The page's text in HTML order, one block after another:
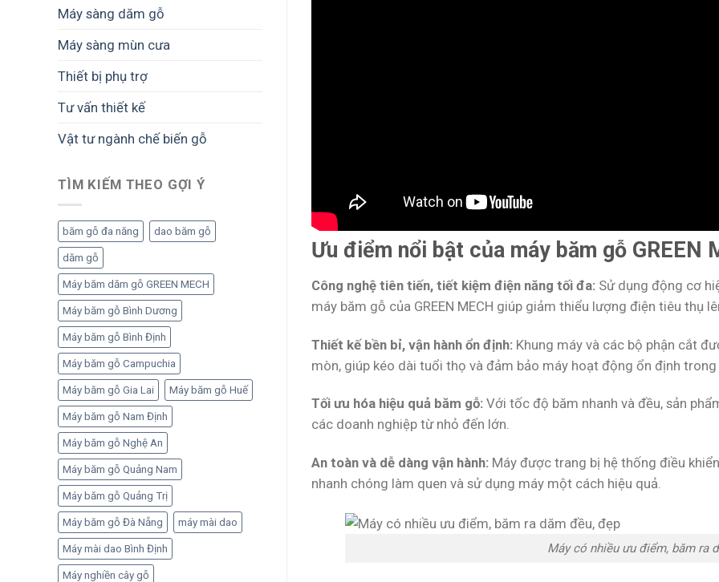
Máy sàng dăm gỗ
Máy sàng mùn cưa
Thiết bị phụ trợ
Tư vấn thiết kế
Vật tư ngành chế biến gỗ
TÌM KIẾM THEO GỢI Ý
băm gỗ đa năng dao băm gỗ
dăm gỗ
Máy băm dăm gỗ GREEN MECH
Máy băm gỗ Bình Dương
Máy băm gỗ Bình Định
Máy băm gỗ Campuchia
Máy băm gỗ Gia Lai Máy băm gỗ Huế
Máy băm gỗ Nam Định
Máy băm gỗ Nghệ An
Máy băm gỗ Quảng Nam
Máy băm gỗ Quảng Trị
Máy băm gỗ Đà Nẵng máy mài dao
Máy mài dao Bình Định
Máy nghiền cây gỗ
Ưu điểm nổi bật của máy băm gỗ GREEN
Công nghệ tiên tiến, tiết kiệm điện năng tối đa: Sử dụng động cơ
máy băm gỗ của GREEN MECH giúp giảm thiểu lượng điện tiêu thụ
Thiết kế bền bỉ, vận hành ổn định: Khung máy và các bộ phận cắt
mòn, giúp kéo dài tuổi thọ và đảm bảo máy hoạt động ổn định
Tối ưu hóa hiệu quả băm gỗ: Với tốc độ băm nhanh và đều, sản
các doanh nghiệp từ nhỏ đến lớn.
An toàn và dễ dàng vận hành: Máy được trang bị hệ thống điều
nhanh chóng làm quen và sử dụng máy một cách hiệu quả.
Máy có nhiều ưu điểm, băm ra